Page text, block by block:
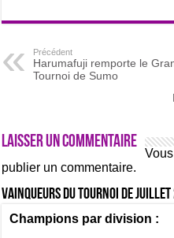
Précédent
Harumafuji remporte le
Tournoi de Sumo
Laisser un commentaire
publier un commentaire.
Vainqueurs du tournoi de Juillet
Champions par division :